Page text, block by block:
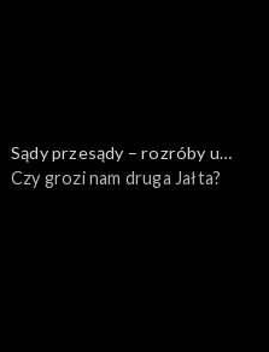
Sądy przesądy – rozróby u
Kuby
Czy grozi nam druga Jałta?